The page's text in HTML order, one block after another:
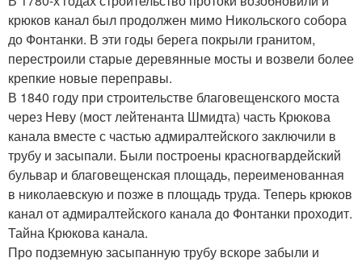
крюков канал был продолжен мимо Никольского собора
до Фонтанки. В эти годы берега покрыли гранитом,
перестроили старые деревянные мосты и возвели более
крепкие новые переправы.
В 1840 году при строительстве благовещенского моста
через Неву (мост лейтенанта Шмидта) часть Крюкова
канала вместе с частью адмиралтейского заключили в
трубу и засыпали. Были построены красногвардейский
бульвар и благовещенская площадь, переименованная
в николаевскую и позже в площадь труда. Теперь крюков
канал от адмиралтейского канала до Фонтанки проходит.
Тайна Крюкова канала.
Про подземную засыпанную трубу вскоре забыли и